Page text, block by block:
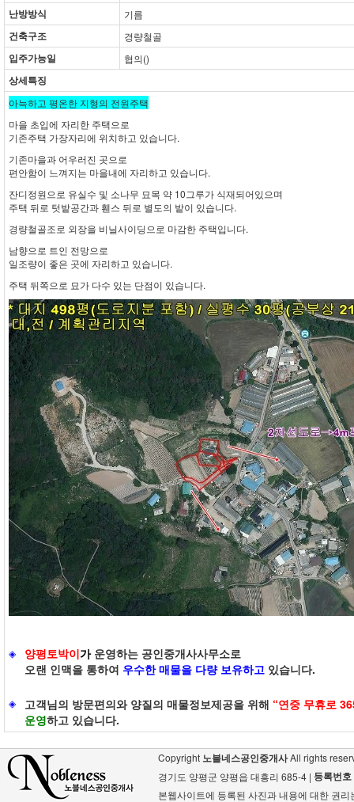
난방방식 기름
건축구조 경량철골
입주가능일 협의()
상세특징
아늑하고 평온한 지형의 전원주택
마을 초입에 자리한 주택으로
기존주택 가장자리에 위치하고 있습니다.
기존마을과 어우러진 곳으로
편안함이 느껴지는 마을내에 자리하고 있습니다.
잔디정원으로 유실수 및 소나무 묘목 약 10그루가 식재되어있으며
주택 뒤로 텃밭공간과 휀스 뒤로 별도의 밭이 있습니다.
경량철골조로 외장을 비닐사이딩으로 마감한 주택입니다.
남향으로 트인 전망으로
일조량이 좋은 곳에 자리하고 있습니다.
주택 뒤쪽으로 묘가 다수 있는 단점이 있습니다.
◈ 양평토박이가 운영하는 공인중개사사무소로
오랜 인맥을 통하여 우수한 매물을 다량 보유하고 있습니다.
◈ 고객님의 방문편의와 양질의 매물정보제공을 위해 “연중 무휴로
운영하고 있습니다.
Copyright 노블네스공인중개사All rights
경기도 양평군 양평읍 대흥리 685-4 | 등록번호
본웹사이트에 등록된 사진과 내용에 대한 권